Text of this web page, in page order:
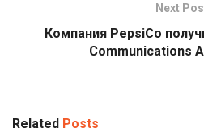
Next
Компания PepsiCo
Communications
Related Posts